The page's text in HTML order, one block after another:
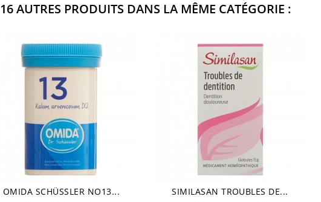
16 AUTRES PRODUITS DANS LA MÊME CATÉGORIE :
OMIDA SCHÜSSLER NO13... SIMILASAN TROUBLES DE...